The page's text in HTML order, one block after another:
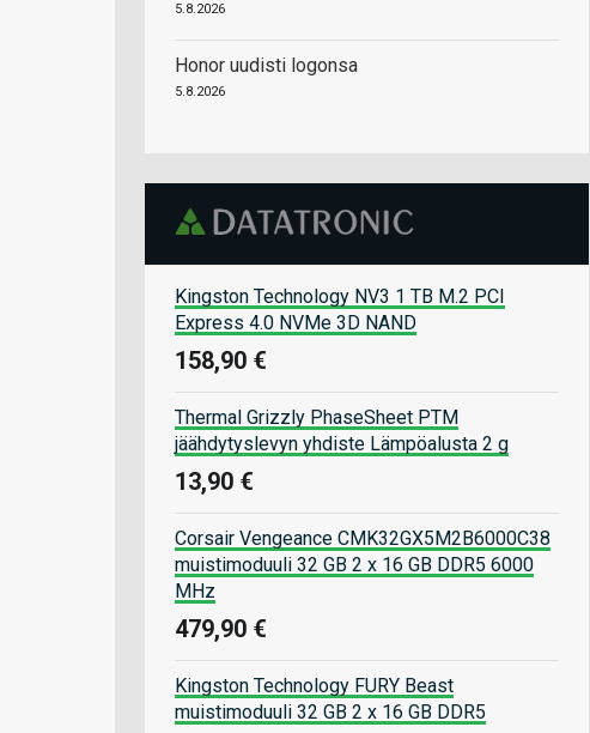
5.8.2026
Honor uudisti logonsa
5.8.2026
Kingston Technology NV3 1 TB M.2 PCI
Express 4.0 NVMe 3D NAND
158,90 €
Thermal Grizzly PhaseSheet PTM
jäähdytyslevyn yhdiste Lämpöalusta 2 g
13,90 €
Corsair Vengeance CMK32GX5M2B6000C38
muistimoduuli 32 GB 2 x 16 GB DDR5 6000
MHz
479,90 €
Kingston Technology FURY Beast
muistimoduuli 32 GB 2 x 16 GB DDR5